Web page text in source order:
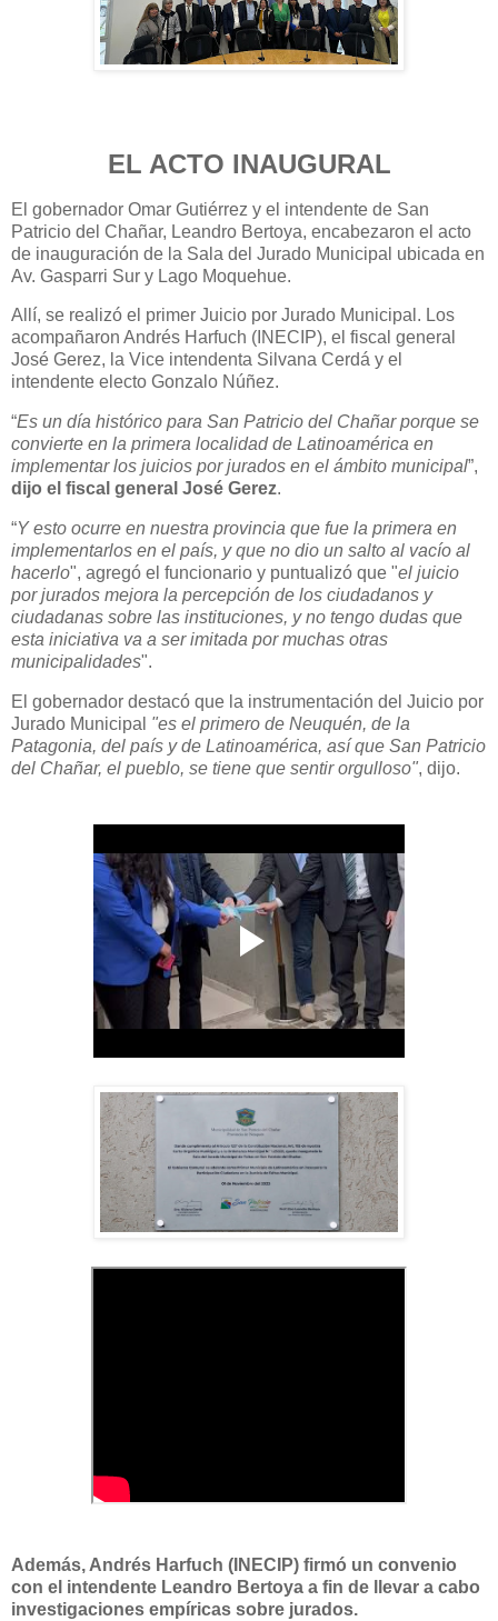
EL ACTO INAUGURAL
El gobernador Omar Gutiérrez y el intendente de San
Patricio del Chañar, Leandro Bertoya, encabezaron el acto
de inauguración de la Sala del Jurado Municipal ubicada en
Av. Gasparri Sur y Lago Moquehue.
Allí, se realizó el primer Juicio por Jurado Municipal. Los
acompañaron Andrés Harfuch (INECIP), el fiscal general
José Gerez, la Vice intendenta Silvana Cerdá y el
intendente electo Gonzalo Núñez.
“Es un día histórico para San Patricio del Chañar porque se
convierte en la primera localidad de Latinoamérica en
implementar los juicios por jurados en el ámbito municipal”,
dijo el fiscal general José Gerez.
“Y esto ocurre en nuestra provincia que fue la primera en
implementarlos en el país, y que no dio un salto al vacío al
hacerlo", agregó el funcionario y puntualizó que "el juicio
por jurados mejora la percepción de los ciudadanos y
ciudadanas sobre las instituciones, y no tengo dudas que
esta iniciativa va a ser imitada por muchas otras
municipalidades".
El gobernador destacó que la instrumentación del Juicio por
Jurado Municipal "es el primero de Neuquén, de la
Patagonia, del país y de Latinoamérica, así que San Patricio
del Chañar, el pueblo, se tiene que sentir orgulloso", dijo.
Además, Andrés Harfuch (INECIP) firmó un convenio
con el intendente Leandro Bertoya a fin de llevar a cabo
investigaciones empíricas sobre jurados.